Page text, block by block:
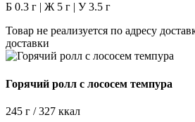
Б 0.3 г | Ж 5 г | У 3.5 г
Товар не реализуется по адресу
доставки
Горячий ролл с лососем темпура
245 г / 327 ккал